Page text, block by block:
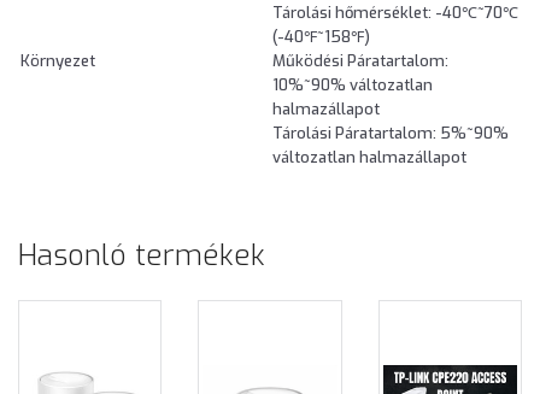
Környezet
Tárolási hőmérséklet: -40℃~70℃
(-40℉~158℉)
Működési Páratartalom:
10%~90% változatlan
halmazállapot
Tárolási Páratartalom: 5%~90%
változatlan halmazállapot
Hasonló termékek